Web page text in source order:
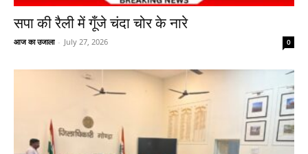
सपा की रैली में गूँजे चंदा चोर के नारे
आज का उजाला - July 27, 2026 0